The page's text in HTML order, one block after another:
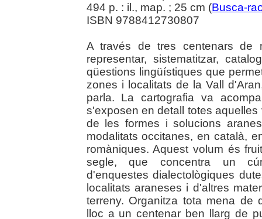
494 p. : il., map. ; 25 cm (Busca-
ISBN 9788412730807
A través de tres centenars de
representar, sistematitzar,
qüestions lingüístiques que
zones i localitats de la Vall
parla. La cartografia va
s'exposen en detall totes
de les formes i solucions
modalitats occitanes, en català,
romàniques. Aquest volum és
segle, que concentra un
d'enquestes dialectològiques
localitats araneses i d'altres
terreny. Organitza tota mena de
lloc a un centenar ben llarg de